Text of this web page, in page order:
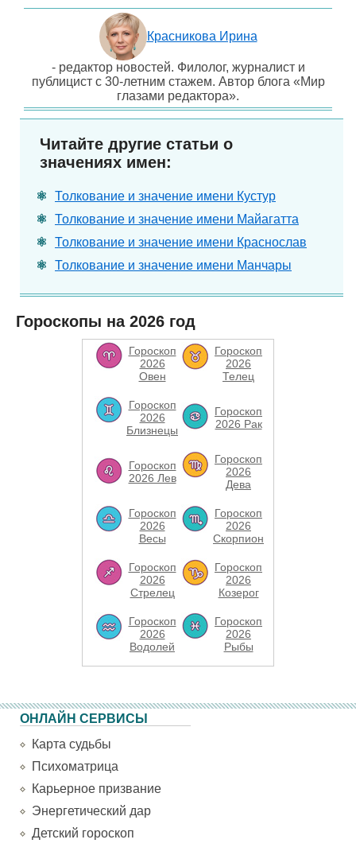
Красникова Ирина
- редактор новостей. Филолог, журналист и
публицист с 30-летним стажем. Автор блога «Мир
глазами редактора».
Читайте другие статьи о
значениях имен:
Толкование и значение имени Кустур
Толкование и значение имени Майагатта
Толкование и значение имени Краснослав
Толкование и значение имени Манчары
Гороскопы на 2026 год
Гороскоп
2026
Овен
Гороскоп
2026
Телец
Гороскоп
2026
Близнецы
Гороскоп
2026 Рак
Гороскоп
2026 Лев
Гороскоп
2026
Дева
Гороскоп
2026
Весы
Гороскоп
2026
Скорпион
Гороскоп
2026
Стрелец
Гороскоп
2026
Козерог
Гороскоп
2026
Водолей
Гороскоп
2026
Рыбы
ОНЛАЙН СЕРВИСЫ
Карта судьбы
Психоматрица
Карьерное призвание
Энергетический дар
Детский гороскоп